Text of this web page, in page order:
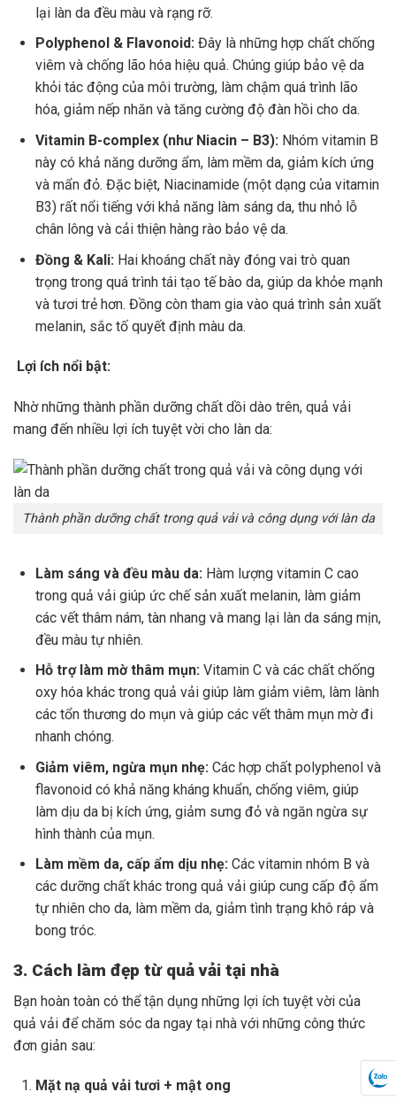
lại làn da đều màu và rạng rỡ.
Polyphenol & Flavonoid: Đây là những hợp chất chống
viêm và chống lão hóa hiệu quả. Chúng giúp bảo vệ da
khỏi tác động của môi trường, làm chậm quá trình lão
hóa, giảm nếp nhăn và tăng cường độ đàn hồi cho da.
Vitamin B-complex (như Niacin – B3): Nhóm vitamin B
này có khả năng dưỡng ẩm, làm mềm da, giảm kích ứng
và mẩn đỏ. Đặc biệt, Niacinamide (một dạng của vitamin
B3) rất nổi tiếng với khả năng làm sáng da, thu nhỏ lỗ
chân lông và cải thiện hàng rào bảo vệ da.
Đồng & Kali: Hai khoáng chất này đóng vai trò quan
trọng trong quá trình tái tạo tế bào da, giúp da khỏe mạnh
và tươi trẻ hơn. Đồng còn tham gia vào quá trình sản xuất
melanin, sắc tố quyết định màu da.
Lợi ích nổi bật:
Nhờ những thành phần dưỡng chất dồi dào trên, quả vải
mang đến nhiều lợi ích tuyệt vời cho làn da:
Thành phần dưỡng chất trong quả vải và công dụng với làn da
Làm sáng và đều màu da: Hàm lượng vitamin C cao
trong quả vải giúp ức chế sản xuất melanin, làm giảm
các vết thâm nám, tàn nhang và mang lại làn da sáng mịn,
đều màu tự nhiên.
Hỗ trợ làm mờ thâm mụn: Vitamin C và các chất chống
oxy hóa khác trong quả vải giúp làm giảm viêm, làm lành
các tổn thương do mụn và giúp các vết thâm mụn mờ đi
nhanh chóng.
Giảm viêm, ngừa mụn nhẹ: Các hợp chất polyphenol và
flavonoid có khả năng kháng khuẩn, chống viêm, giúp
làm dịu da bị kích ứng, giảm sưng đỏ và ngăn ngừa sự
hình thành của mụn.
Làm mềm da, cấp ẩm dịu nhẹ: Các vitamin nhóm B và
các dưỡng chất khác trong quả vải giúp cung cấp độ ẩm
tự nhiên cho da, làm mềm da, giảm tình trạng khô ráp và
bong tróc.
3. Cách làm đẹp từ quả vải tại nhà
Bạn hoàn toàn có thể tận dụng những lợi ích tuyệt vời của
quả vải để chăm sóc da ngay tại nhà với những công thức
đơn giản sau:
Mặt nạ quả vải tươi + mật ong